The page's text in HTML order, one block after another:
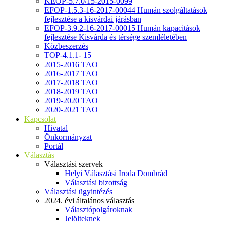
EFOP-1.5.3-16-2017-00044 Humán szolgáltatások
fejlesztése a kisvárdai járásban
EFOP-3.9.2-16-2017-00015 Humán kapacitások
fejlesztése Kisvárda és térsége szemléletében
Közbeszerzés
TOP-4.1.1- 15
2015-2016 TAO
2016-2017 TAO
2017-2018 TAO
2018-2019 TAO
2019-2020 TAO
2020-2021 TAO
Kapcsolat
Hivatal
Önkormányzat
Portál
Választás
Választási szervek
Helyi Választási Iroda Dombrád
Választási bizottság
Választási ügyintézés
2024. évi általános választás
Választópolgároknak
Jelölteknek